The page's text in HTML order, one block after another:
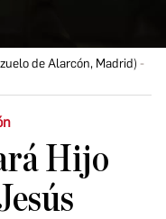
de Alarcón, Madrid)
Hijo